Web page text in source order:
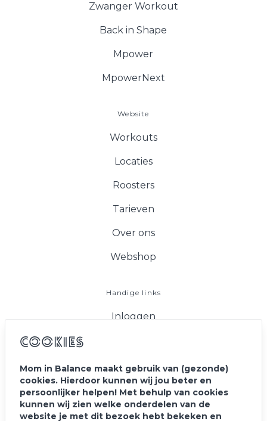
Cookies
Mom in Balance maakt gebruik van (gezonde)
cookies. Hierdoor kunnen wij jou beter en
persoonlijker helpen! Met behulp van cookies
kunnen wij zien welke onderdelen van de
website je met dit bezoek hebt bekeken en
Zwanger Workout
Back in Shape
Mpower
MpowerNext
Website
Workouts
Locaties
Roosters
Tarieven
Over ons
Webshop
Handige links
Inloggen
Vacatures
Blog
Contact